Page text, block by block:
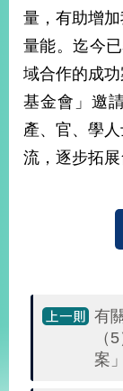
量，有助增
量能。迄今
域合作的成
基金會」邀
產、官、學
流，逐步拓展
有
（
案